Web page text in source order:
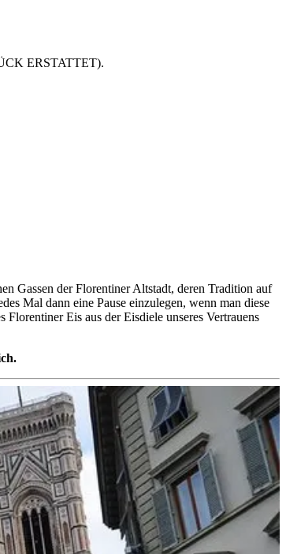
ERSTATTET).
Gassen der Florentiner Altstadt, deren Tradition auf
Mal dann eine Pause einzulegen, wenn man diese
Eis aus der Eisdiele unseres Vertrauens